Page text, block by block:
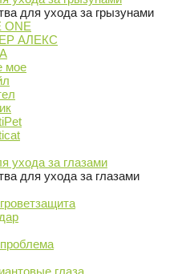
для ухода за грызунами
ONE
АЛЕКС
мое
ухода за глазами
для ухода за глазами
глаза